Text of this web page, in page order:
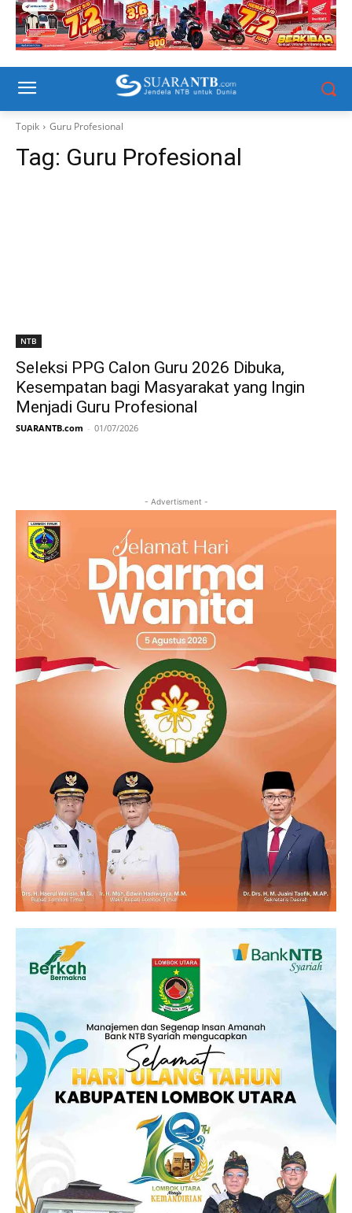
Topik Guru Profesional
Tag: Guru Profesional
NTB
Seleksi PPG Calon Guru 2026 Dibuka,
Kesempatan bagi Masyarakat yang Ingin
Menjadi Guru Profesional
SUARANTB.com - 01/07/2026
- Advertisment -